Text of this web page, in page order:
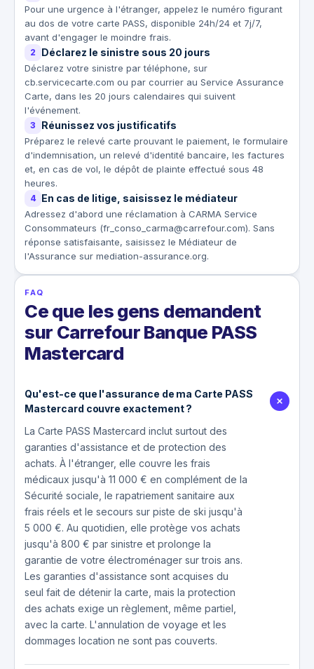
Pour une urgence à l'étranger, appelez le numéro figurant
au dos de votre carte PASS, disponible 24h/24 et 7j/7,
avant d'engager le moindre frais.
2 Déclarez le sinistre sous 20 jours
Déclarez votre sinistre par téléphone, sur
cb.servicecarte.com ou par courrier au Service Assurance
Carte, dans les 20 jours calendaires qui suivent
l'événement.
3 Réunissez vos justificatifs
Préparez le relevé carte prouvant le paiement, le formulaire
d'indemnisation, un relevé d'identité bancaire, les factures
et, en cas de vol, le dépôt de plainte effectué sous 48
heures.
4 En cas de litige, saisissez le médiateur
Adressez d'abord une réclamation à CARMA Service
Consommateurs (fr_conso_carma@carrefour.com). Sans
réponse satisfaisante, saisissez le Médiateur de
l'Assurance sur mediation-assurance.org.
FAQ
Ce que les gens demandent
sur Carrefour Banque PASS
Mastercard
Qu'est-ce que l'assurance de ma Carte PASS
Mastercard couvre exactement ?
La Carte PASS Mastercard inclut surtout des
garanties d'assistance et de protection des
achats. À l'étranger, elle couvre les frais
médicaux jusqu'à 11 000 € en complément de la
Sécurité sociale, le rapatriement sanitaire aux
frais réels et le secours sur piste de ski jusqu'à
5 000 €. Au quotidien, elle protège vos achats
jusqu'à 800 € par sinistre et prolonge la
garantie de votre électroménager sur trois ans.
Les garanties d'assistance sont acquises du
seul fait de détenir la carte, mais la protection
des achats exige un règlement, même partiel,
avec la carte. L'annulation de voyage et les
dommages location ne sont pas couverts.